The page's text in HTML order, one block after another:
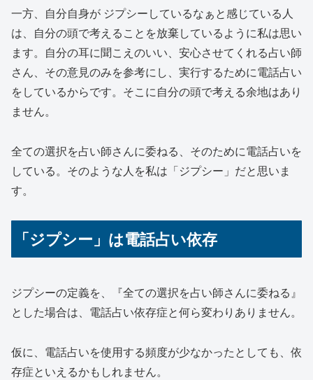
一方、自分自身が ジプシーしているなぁと感じている人
は、自分の頭で考えることを放棄しているように私は思い
ます。自分の耳に聞こえのいい、安心させてくれる占い師
さん、その意見のみを参考にし、実行するために電話占い
をしているからです。そこに自分の頭で考える余地はあり
ません。
全ての選択を占い師さんに委ねる、そのために電話占いを
している。 そのような人を私は「ジプシー」だと思いま
す。
「ジプシー」は電話占い依存
ジプシーの定義を、
『全ての選択を占い師さんに委ねる』
とした場合は、電話占い依存症と何ら変わりありません。
仮に、電話占いを使用する頻度が少なかったとしても、依
存症といえるかもしれません。